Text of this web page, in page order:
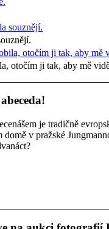
otočím ji tak, aby mě
je tradičně
v pražské